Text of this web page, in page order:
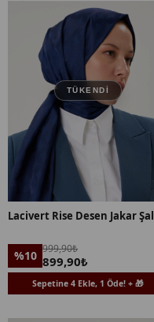
TÜKENDI
Lacivert Rise Desen Jakar Şal
%10 999,90₺
899,90₺
Sepetine 4 Ekle, 1 Öde! + 🎁